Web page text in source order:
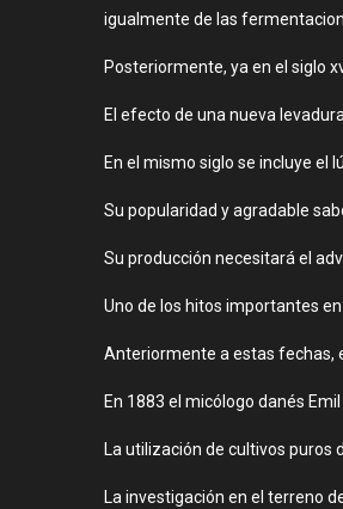
igualmente de las
Posteriormente, ya en el siglo
El efecto de una nueva
En el mismo siglo se incluye el
Su popularidad y agradable
Su producción necesitará el
Uno de los hitos importantes
Anteriormente a estas fechas,
En 1883 el micólogo danés
La utilización de cultivos puros
La investigación en el terreno